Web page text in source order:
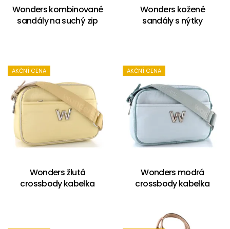
Wonders kombinované
sandály na suchý zip
Wonders kožené
sandály s nýtky
AKČNÍ CENA
Wonders žlutá
crossbody kabelka
AKČNÍ CENA
Wonders modrá
crossbody kabelka